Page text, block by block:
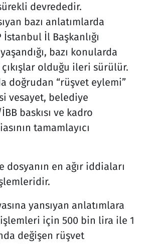
devrededir.
bazı anlatımlarda
İstanbul İl Başkanlığı
bazı konularda
çıkışlar olduğu ileri sürülür.
doğrudan “rüşvet eylemi”
vesayet, belediye
baskısı ve kadro
tamamlayıcı
dosyanın en ağır iddiaları
yansıyan anlatımlara
için 500 bin lira ile 1
değişen rüşvet